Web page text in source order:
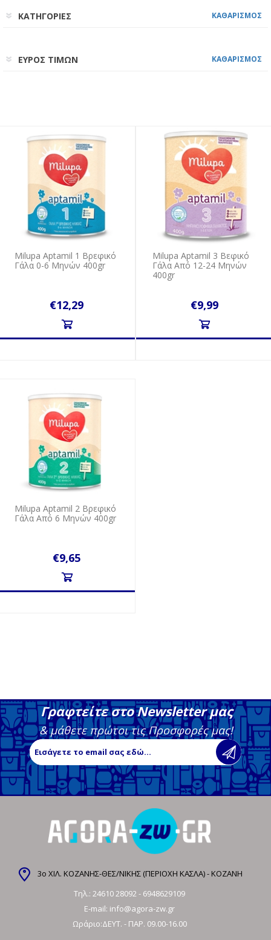
ΚΑΤΗΓΟΡΙΕΣ ΚΑΘΑΡΙΣΜΟΣ
ΕΥΡΟΣ ΤΙΜΩΝ ΚΑΘΑΡΙΣΜΟΣ
Milupa Aptamil 1 Βρεφικό
Γάλα 0-6 Μηνών 400gr
€12,29
Milupa Aptamil 3 Βεφικό
Γάλα Από 12-24 Μηνών
400gr
€9,99
Milupa Aptamil 2 Βρεφικό
Γάλα Από 6 Μηνών 400gr
€9,65
Γραφτείτε στο Newsletter μας
& μάθετε πρώτοι τις Προσφορές μας!
3ο ΧΙΛ. ΚΟΖΑΝΗΣ-ΘΕΣ/ΝΙΚΗΣ (ΠΕΡΙΟΧΗ ΚΑΣΛΑ) - ΚΟΖΑΝΗ
Τηλ.: 24610 28092 - 6948629109
E-mail: info@agora-zw.gr
Ωράριο:ΔΕΥΤ. - ΠΑΡ. 09.00-16.00